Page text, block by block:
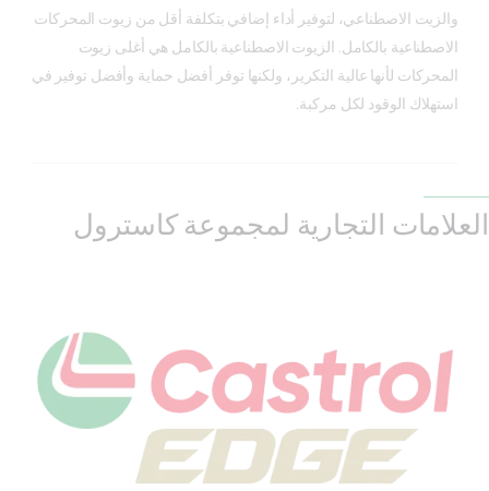
والزيت الاصطناعي، لتوفير أداء إضافي بتكلفة أقل من زيوت المحركات
الاصطناعية بالكامل. الزيوت الاصطناعية بالكامل هي أغلى زيوت
المحركات لأنها عالية التكرير، ولكنها توفر أفضل حماية وأفضل توفير في
استهلاك الوقود لكل مركبة.
العلامات التجارية لمجموعة كاسترول